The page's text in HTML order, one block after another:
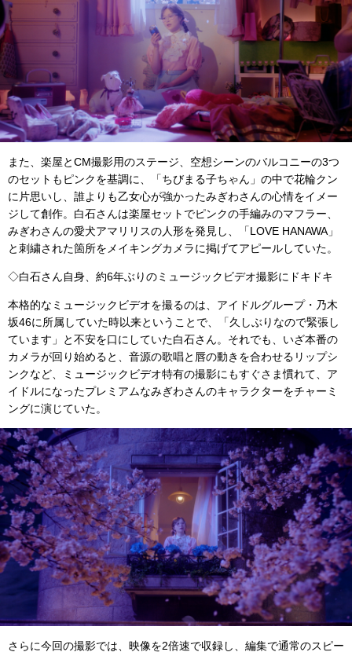
また、楽屋とCM撮影用のステージ、空想シーンのバルコニーの3つ
のセットもピンクを基調に、「ちびまる子ちゃん」の中で花輪クン
に片思いし、誰よりも乙女心が強かったみぎわさんの心情をイメー
ジして創作。白石さんは楽屋セットでピンクの手編みのマフラー、
みぎわさんの愛犬アマリリスの人形を発見し、「LOVE HANAWA」
と刺繍された箇所をメイキングカメラに掲げてアピールしていた。
◇白石さん自身、約6年ぶりのミュージックビデオ撮影にドキドキ
本格的なミュージックビデオを撮るのは、アイドルグループ・乃木
坂46に所属していた時以来ということで、「久しぶりなので緊張し
ています」と不安を口にしていた白石さん。それでも、いざ本番の
カメラが回り始めると、音源の歌唱と唇の動きを合わせるリップシ
ンクなど、ミュージックビデオ特有の撮影にもすぐさま慣れて、ア
イドルになったプレミアムなみぎわさんのキャラクターをチャーミ
ングに演じていた。
さらに今回の撮影では、映像を2倍速で収録し、編集で通常のスピー